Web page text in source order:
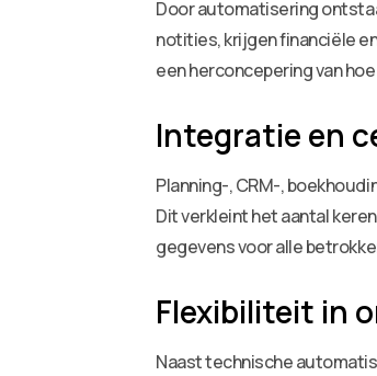
Door automatisering
notities, krijgen financiële
een herconcepering van
Integratie en
Planning-, CRM-,
Dit verkleint het aantal
gegevens voor alle
Flexibiliteit in
Naast technische